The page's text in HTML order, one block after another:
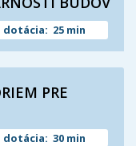
dotácia: 25 min
PRE
dotácia: 30 min